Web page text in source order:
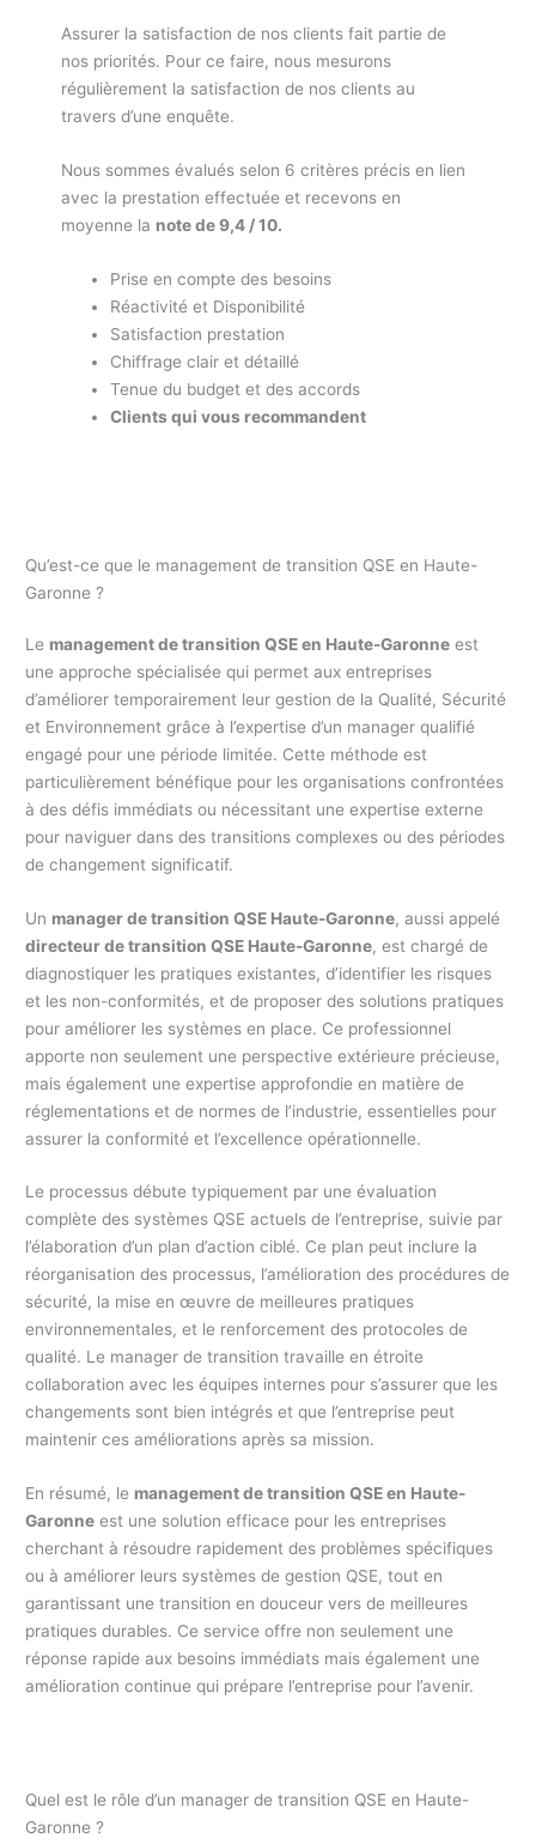
Assurer la satisfaction de nos clients fait partie de
nos priorités. Pour ce faire, nous mesurons
régulièrement la satisfaction de nos clients au
travers d’une enquête.
Nous sommes évalués selon 6 critères précis en lien
avec la prestation effectuée et recevons en
moyenne la note de 9,4 / 10.
Prise en compte des besoins
Réactivité et Disponibilité
Satisfaction prestation
Chiffrage clair et détaillé
Tenue du budget et des accords
Clients qui vous recommandent
Qu’est-ce que le management de transition QSE en Haute-
Garonne ?
Le management de transition QSE en Haute-Garonne est
une approche spécialisée qui permet aux entreprises
d’améliorer temporairement leur gestion de la Qualité, Sécurité
et Environnement grâce à l’expertise d’un manager qualifié
engagé pour une période limitée. Cette méthode est
particulièrement bénéfique pour les organisations confrontées
à des défis immédiats ou nécessitant une expertise externe
pour naviguer dans des transitions complexes ou des périodes
de changement significatif.
Un manager de transition QSE Haute-Garonne, aussi appelé
directeur de transition QSE Haute-Garonne, est chargé de
diagnostiquer les pratiques existantes, d’identifier les risques
et les non-conformités, et de proposer des solutions pratiques
pour améliorer les systèmes en place. Ce professionnel
apporte non seulement une perspective extérieure précieuse,
mais également une expertise approfondie en matière de
réglementations et de normes de l’industrie, essentielles pour
assurer la conformité et l’excellence opérationnelle.
Le processus débute typiquement par une évaluation
complète des systèmes QSE actuels de l’entreprise, suivie par
l’élaboration d’un plan d’action ciblé. Ce plan peut inclure la
réorganisation des processus, l’amélioration des procédures de
sécurité, la mise en œuvre de meilleures pratiques
environnementales, et le renforcement des protocoles de
qualité. Le manager de transition travaille en étroite
collaboration avec les équipes internes pour s’assurer que les
changements sont bien intégrés et que l’entreprise peut
maintenir ces améliorations après sa mission.
En résumé, le management de transition QSE en Haute-
Garonne est une solution efficace pour les entreprises
cherchant à résoudre rapidement des problèmes spécifiques
ou à améliorer leurs systèmes de gestion QSE, tout en
garantissant une transition en douceur vers de meilleures
pratiques durables. Ce service offre non seulement une
réponse rapide aux besoins immédiats mais également une
amélioration continue qui prépare l’entreprise pour l’avenir.
Quel est le rôle d’un manager de transition QSE en Haute-
Garonne ?